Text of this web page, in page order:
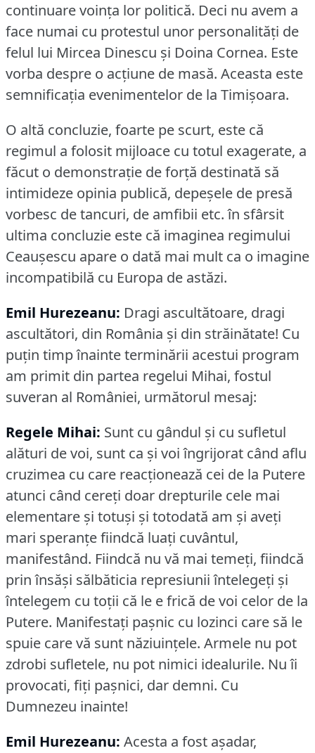
continuare voinţa lor politică. Deci nu avem a
face numai cu protestul unor personalităţi de
felul lui Mircea Dinescu şi Doina Cornea. Este
vorba despre o acţiune de masă. Aceasta este
semnificaţia evenimentelor de la Timişoara.
O altă concluzie, foarte pe scurt, este că
regimul a folosit mijloace cu totul exagerate, a
făcut o demonstraţie de forţă destinată să
intimideze opinia publică, depeşele de presă
vorbesc de tancuri, de amfibii etc. în sfârsit
ultima concluzie este că imaginea regimului
Ceauşescu apare o dată mai mult ca o imagine
incompatibilă cu Europa de astăzi.
Emil Hurezeanu: Dragi ascultătoare, dragi
ascultători, din România şi din străinătate! Cu
puţin timp înainte terminării acestui program
am primit din partea regelui Mihai, fostul
suveran al României, următorul mesaj:
Regele Mihai: Sunt cu gândul şi cu sufletul
alături de voi, sunt ca şi voi îngrijorat când aflu
cruzimea cu care reacţionează cei de la Putere
atunci când cereţi doar drepturile cele mai
elementare şi totuşi şi totodată am şi aveţi
mari speranţe fiindcă luaţi cuvântul,
manifestând. Fiindcă nu vă mai temeţi, fiindcă
prin însăşi sălbăticia represiunii întelegeţi şi
întelegem cu toţii că le e frică de voi celor de la
Putere. Manifestaţi paşnic cu lozinci care să le
spuie care vă sunt năziuinţele. Armele nu pot
zdrobi sufletele, nu pot nimici idealurile. Nu îi
provocati, fiţi paşnici, dar demni. Cu
Dumnezeu inainte!
Emil Hurezeanu: Acesta a fost aşadar,